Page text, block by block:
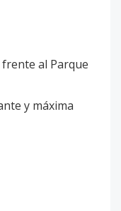
al Parque
y máxima